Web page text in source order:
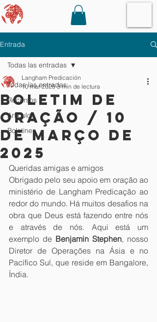
Entrada
Todas las entradas
Recursos
Artículos
Boletines
Todas las entradas
Boletim de
oração / 10
de Março de
2025
Langham Predicación
10 mar 2025 3 min de lectura
Queridas amigas e amigos
Obrigado pelo seu apoio em oração ao
ministério de Langham Predicação ao
redor do mundo. Há muitos desafios na
obra que Deus está fazendo entre nós
e através de nós. Aqui está um
exemplo de Benjamin Stephen, nosso
Diretor de Operações na Ásia e no
Pacífico Sul, que reside em Bangalore,
Índia.